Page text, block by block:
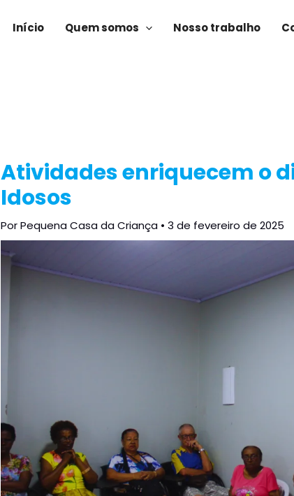
Início Quem somos Nosso trabalho
Atividades enriquecem o
Idosos
PorPequena Casa da Criança • 3 de fevereiro de 2025